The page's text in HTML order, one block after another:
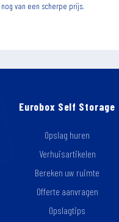
van een scherpe prijs.
Eurobox Self Storage
Opslag huren
Verhuisartikelen
Bereken uw ruimte
Offerte aanvragen
Opslagtips